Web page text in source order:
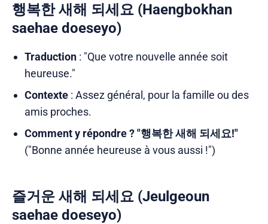
행복한 새해 되세요 (Haengbokhan
saehae doeseyo)
Traduction: "Que votre nouvelle année soit
heureuse."
Contexte: Assez général, pour la famille ou des
amis proches.
Comment y répondre ? "행복한 새해 되세요!"
("Bonne année heureuse à vous aussi !")
즐거운 새해 되세요 (Jeulgeoun
saehae doeseyo)